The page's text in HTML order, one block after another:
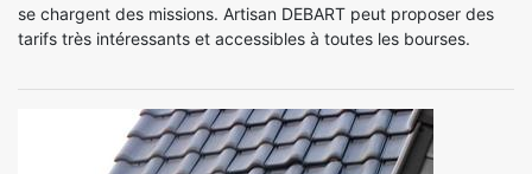
se chargent des missions. Artisan DEBART peut proposer des
tarifs très intéressants et accessibles à toutes les bourses.